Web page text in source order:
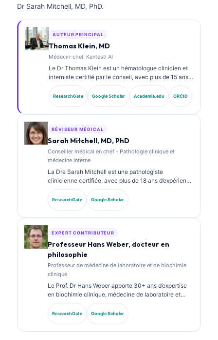
Dr Sarah Mitchell, MD, PhD.
AUTEUR PRINCIPAL
Thomas Klein, MD
Médecin-chef, Kantesti AI
Le Dr Thomas Klein est un hématologue clinicien et
interniste certifié par le conseil, avec plus de 15 ans
d’expérience en médecine de laboratoire et en
analyse clinique assistée par l’IA. En tant que
directeur médical (Chief Medical Officer) chez
Le Dr Klein a publié de nombreux travaux sur
l’interprétation des biomarqueurs et les diagnostics
laboratoire.
ResearchGate Google Scholar Academia.edu ORCID
RÉVISEUR MÉDICAL
Sarah Mitchell, MD, PhD
Conseiller médical en chef - Pathologie clinique et
médecine interne
La Dre Sarah Mitchell est une pathologiste
clinicienne certifiée, avec plus de 18 ans d’expérience
en médecine de laboratoire et en analyse
diagnostique. Elle détient des certifications
spécialisées en chimie clinique et a publié de
ResearchGate Google Scholar
EXPERT CONTRIBUTEUR
Professeur Hans Weber, docteur en
philosophie
Professeur de médecine de laboratoire et de biochimie
clinique
Le Prof. Dr Hans Weber apporte 30+ ans d’expertise
en biochimie clinique, médecine de laboratoire et
recherche sur les biomarqueurs. Ancien président de
la Société allemande de chimie clinique, il se
spécialise dans l’analyse des panels diagnostiques, la
ResearchGate Google Scholar